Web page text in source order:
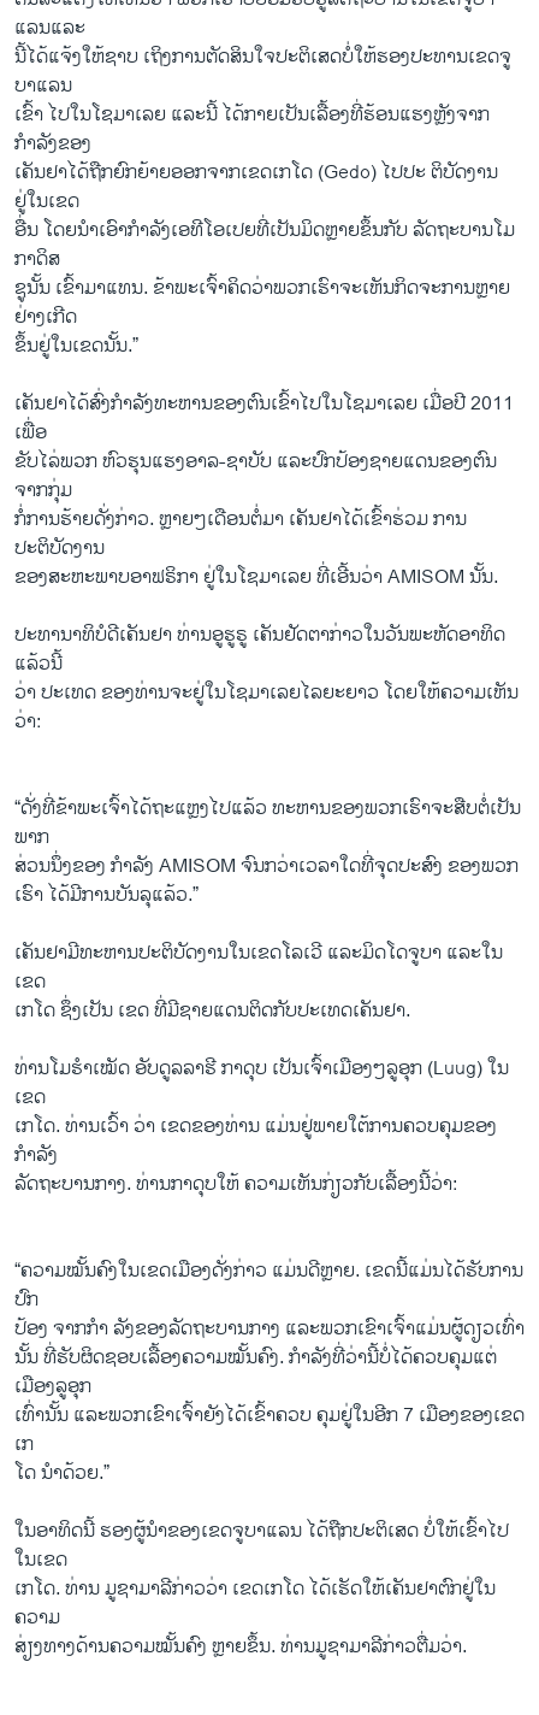
ແລນແລະ
ນີ້ໄດ້ແຈ້ງໃຫ້ຊາບ ເຖິງການຕັດສິນໃຈປະຕິເສດບໍ່ໃຫ້ຮອງປະທານເຂດຈູ
ບາແລນ
ເຂົ້າ ໄປໃນໂຊມາເລຍ ແລະນີ້ ໄດ້ກາຍເປັນເລື້ອງທີ່ຮ້ອນແຮງຫຼັງຈາກ
ກຳລັງຂອງ
ເຄັນຢາໄດ້ຖືກຍົກຍ້າຍອອກຈາກເຂດເກໂດ (Gedo) ໄປປະ ຕິບັດງານ
ຢູ່ໃນເຂດ
ອື່ນ ໂດຍນຳເອົາກຳລັງເອທີໂອເປຍທີ່ເປັນມິດຫຼາຍຂຶ້ນກັບ ລັດຖະບານໂມ
ກາດິສ
ຊູນັ້ນ ເຂົ້າ​ມາ​ແທນ. ຂ້າພະເຈົ້າຄິດວ່າພວກເຮົາຈະເຫັນກິດຈະການຫຼາຍ
ຢ່າງເກີດ
ຂຶ້ນຢູ່ໃນເຂດນັ້ນ.”
ເຄັນຢາໄດ້ສົ່ງກຳລັງທະຫານຂອງຕົນເຂົ້າໄປໃນໂຊມາເລຍ ເມື່ອປີ 2011
ເພື່ອ
ຂັບໄລ່ພວກ ຫົວຮຸນແຮງອາລ-ຊາບັບ ແລະປົກປ້ອງຊາຍແດນຂອງຕົນ
ຈາກກຸ່ມ
ກໍ່ການຮ້າຍດັ່ງກ່າວ. ຫຼາຍໆເດືອນຕໍ່ມາ ເຄັນຢາໄດ້ເຂົ້າຮ່ວມ ການ
ປະຕິບັດງານ
ຂອງສະຫະພາບອາຟຣິກາ ຢູ່ໃນໂຊມາເລຍ ທີ່ເອີ້ນວ່າ AMISOM ນັ້ນ.
ປະທານາທິບໍດີເຄັນຢາ ທ່ານອູຮູຣູ ເຄັນຢັດຕາ​ກ່າວໃນວັນພະຫັດອາທິດ
ແລ້ວນີ້
ວ່າ ປະເທດ ຂອງທ່ານຈະຢູ່ໃນໂຊມາເລຍໄລຍະຍາວ ໂດຍໃຫ້ຄວາມເຫັນ
ວ່າ:
“ດັ່ງທີ່ຂ້າພະເຈົ້າໄດ້ຖະແຫຼງໄປແລ້ວ ທະຫານຂອງພວກເຮົາຈະສືບຕໍ່ເປັນ
ພາກ
ສ່ວນນຶ່ງຂອງ ກຳລັງ AMISOM ຈົນກວ່າເວລາໃດທີ່ຈຸດປະສົງ ຂອງພວກ
ເຮົາ ໄດ້ມີການບັນລຸແລ້ວ.”
ເຄັນຢາມີທະຫານປະຕິບັດງານໃນເຂດໂລເວີ ແລະມິດໂດຈູບາ ແລະໃນ
ເຂດ
ເກໂດ ຊຶ່ງເປັນ ເຂດ ທີ່ມີຊາຍແດນຕິດກັບປະເທດເຄັນຢາ.
ທ່ານໂມຮຳເໝັດ ອັບດູລລາຮີ ກາດຸບ ເປັນເຈົ້າເມືອງໆລູອຸກ (Luug) ໃນ
ເຂດ
ເກໂດ. ທ່ານເວົ້າ ວ່າ ເຂດຂອງທ່ານ ແມ່ນຢູ່ພາຍໃຕ້ການຄວບຄຸມຂອງ
ກຳລັງ
ລັດຖະບານກາງ. ທ່ານກາດຸບໃຫ້ ຄວາມເຫັນກ່ຽວກັບເລື້ອງນີ້ວ່າ:
“ຄວາມໝັ້ນຄົງໃນເຂດເມືອງດັ່ງກ່າວ ແມ່ນດີຫຼາຍ. ເຂດນີ້ແມ່ນໄດ້ຮັບການ
ປົກ
ປ້ອງ ຈາກກຳ ລັງຂອງລັດຖະບານກາງ ແລະພວກເຂົາເຈົ້າແມ່ນຜູ້ດຽວເທົ່າ
ນັ້ນ ທີ່ຮັບຜິດຊອບເລື້ອງຄວາມໝັ້ນຄົງ. ກຳລັງທີ່ວ່ານີ້ບໍ່ໄດ້ຄວບຄຸມແຕ່
ເມືອງລູອຸກ
ເທົ່ານັ້ນ ແລະພວກເຂົາເຈົ້າຍັງໄດ້ເຂົ້າຄວບ ຄຸມຢູ່ໃນອີກ 7 ເມືອງຂອງເຂດ
ເກ
ໂດ ນຳດ້ວຍ.”
ໃນອາທິດນີ້ ຮອງຜູ້ນຳຂອງເຂດຈູບາແລນ ໄດ້ຖືກປະຕິເສດ ບໍ່ໃຫ້ເຂົ້າໄປ
ໃນເຂດ
ເກໂດ. ທ່ານ ມູຊາມາລີກ່າວວ່າ ເຂດເກໂດ ໄດ້ເຮັດໃຫ້ເຄັນຢາຕົກຢູ່ໃນ
ຄວາມ
ສ່ຽງທາງດ້ານຄວາມໝັ້ນຄົງ ຫຼາຍຂຶ້ນ. ທ່ານມູຊາມາລີກ່າວຕື່ມວ່າ.